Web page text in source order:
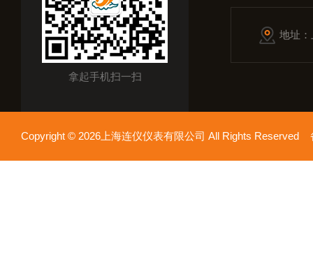
拿起手机扫一扫
地址
Copyright © 2026上海连仪仪表有限公司 All Rights Reserved